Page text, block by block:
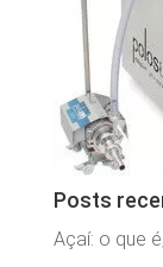
Posts
Açaí: o que